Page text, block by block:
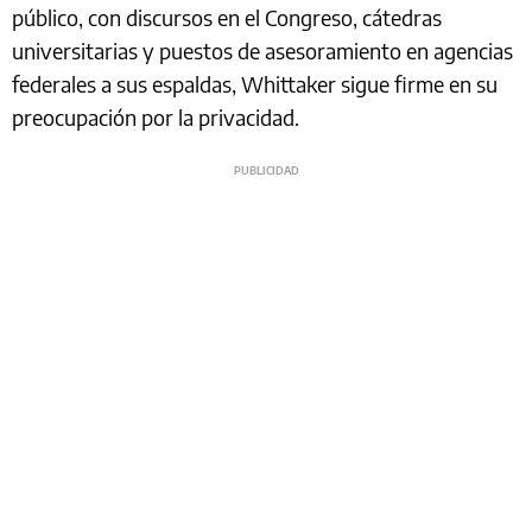
público, con discursos en el Congreso, cátedras
universitarias y puestos de asesoramiento en agencias
federales a sus espaldas, Whittaker sigue firme en su
preocupación por la privacidad.